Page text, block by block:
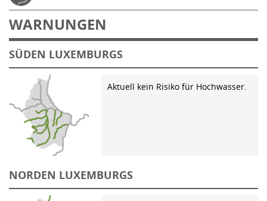
WARNUNGEN
SÜDEN LUXEMBURGS
Aktuell kein Risiko für Hochwasser.
NORDEN LUXEMBURGS